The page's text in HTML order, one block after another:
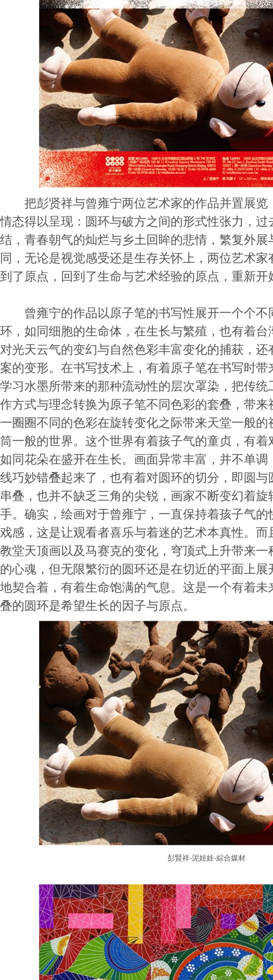
把彭贤祥与曾雍宁两位艺术家的作品并置展览
情态得以呈现：圆环与破方之间的形式性张力，
结，青春朝气的灿烂与乡土回眸的悲情，繁复外
同，无论是视觉感受还是生存关怀上，两位艺术
到了原点，回到了生命与艺术经验的原点，重新开
曾雍宁的作品以原子笔的书写性展开一个个不
环，如同细胞的生命体，在生长与繁殖，也有着
对光天云气的变幻与自然色彩丰富变化的捕获，
案的变形。在书写技术上，有着原子笔在书写时
学习水墨所带来的那种流动性的层次罩染，把传
作方式与理念转换为原子笔不同色彩的套叠，带
一圈圈不同的色彩在旋转变化之际带来天堂一般
筒一般的世界。这个世界有着孩子气的童贞，有
如同花朵在盛开在生长。画面异常丰富，并不单
线巧妙错叠起来了，也有着对圆环的切分，即圆
串叠，也并不缺乏三角的尖锐，画家不断变幻着
手。确实，绘画对于曾雍宁，一直保持着孩子气
戏感，这是让观看者喜乐与着迷的艺术本真性。
教堂天顶画以及马赛克的变化，穹顶式上升带来
的心魂，但无限繁衍的圆环还是在切近的平面上
地契合着，有着生命饱满的气息。这是一个有着
叠的圆环是希望生长的因子与原点。
彭賢祥-泥娃娃-綜合媒材